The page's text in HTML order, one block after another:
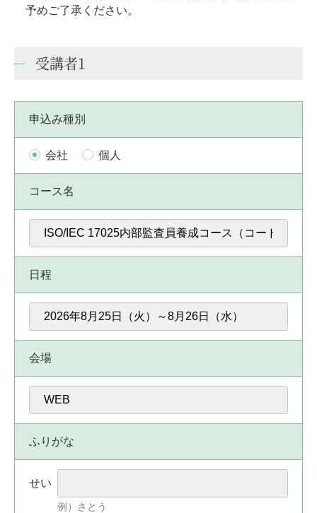
予めご了承ください。
受講者1
申込み種別
会社 個人
コース名
日程
会場
ふりがな
せい
例）さとう